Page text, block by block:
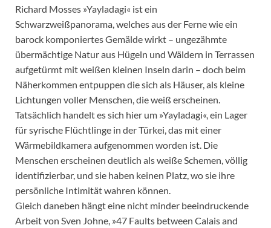
Richard Mosses »Yayladagi« ist ein
Schwarzweißpanorama, welches aus der Ferne wie ein
barock komponiertes Gemälde wirkt – ungezähmte
übermächtige Natur aus Hügeln und Wäldern in Terrassen
aufgetürmt mit weißen kleinen Inseln darin – doch beim
Näherkommen entpuppen die sich als Häuser, als kleine
Lichtungen voller Menschen, die weiß erscheinen.
Tatsächlich handelt es sich hier um »Yayladagi«, ein Lager
für syrische Flüchtlinge in der Türkei, das mit einer
Wärmebildkamera aufgenommen worden ist. Die
Menschen erscheinen deutlich als weiße Schemen, völlig
identifizierbar, und sie haben keinen Platz, wo sie ihre
persönliche Intimität wahren können.
Gleich daneben hängt eine nicht minder beeindruckende
Arbeit von Sven Johne, »47 Faults between Calais and